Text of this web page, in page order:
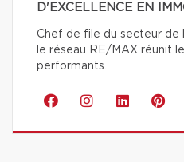
D'EXCELLENCE EN
Chef de file du secteur de
le réseau RE/MAX réunit
performants.